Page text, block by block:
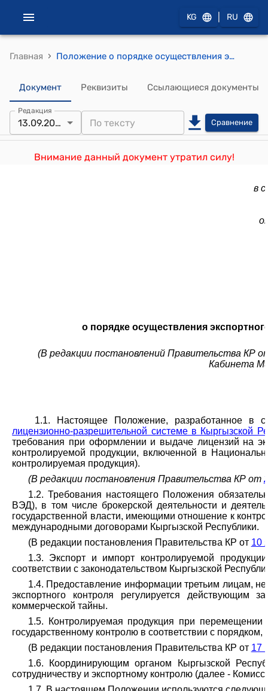
KG RU
Главная › Положение о порядке осуществления экспортного контроля за контролируемой продукцией в Кыргызской Республике (Утверждено постановлением Правительства Кыргызской Республики от 27 октября 2010 года № 257)
Документ Реквизиты Ссылающиеся документы
Редакция
13.09.2024 Сравнение
Внимание данный документ утратил силу!